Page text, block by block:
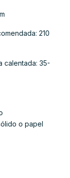
210
calentada: 35-
o papel